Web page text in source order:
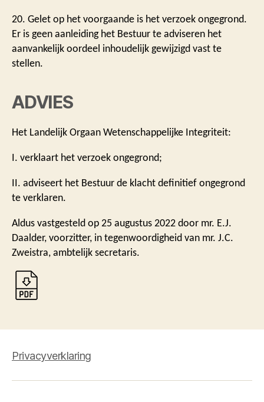
20. Gelet op het voorgaande is het verzoek ongegrond.
Er is geen aanleiding het Bestuur te adviseren het
aanvankelijk oordeel inhoudelijk gewijzigd vast te
stellen.
ADVIES
Het Landelijk Orgaan Wetenschappelijke Integriteit:
I. verklaart het verzoek ongegrond;
II. adviseert het Bestuur de klacht definitief ongegrond
te verklaren.
Aldus vastgesteld op 25 augustus 2022 door mr. E.J.
Daalder, voorzitter, in tegenwoordigheid van mr. J.C.
Zweistra, ambtelijk secretaris.
Privacyverklaring